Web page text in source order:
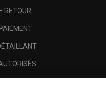
RETOUR